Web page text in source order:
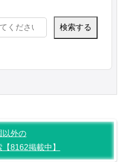
以外の
8162掲載中】